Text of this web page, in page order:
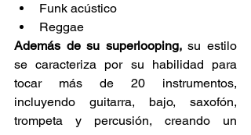
Funk acústico
Reggae
Además de su superlooping, su estilo
se caracteriza por su habilidad para
tocar más de 20 instrumentos,
incluyendo guitarra, bajo, saxofón,
trompeta y percusión, creando un